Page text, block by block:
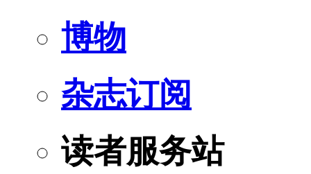
博物
杂志订阅
读者服务站